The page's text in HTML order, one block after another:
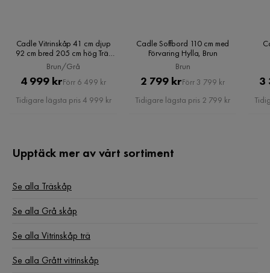
5 år sedan
Verified by Trustvoice
Cadle Vitrinskåp 41 cm djup
92 cm bred 205 cm hög Trä,
Brun/Grå
Brun/Grå
Pris
4 999 krOriginal
Pris
Förr 6 499 kr
Tidigare lägsta pris 4 999 kr
Cadle Soffbord 110 cm med
Förvaring Hylla, Brun
Brun
Pris
2 799 krOriginal
Pris
Förr 3 799 kr
Tidigare lägsta pris 2 799 kr
3
Upptäck mer av vårt sortiment
Se alla Träskåp
Se alla Grå skåp
Se alla Vitrinskåp trä
Se alla Grått vitrinskåp